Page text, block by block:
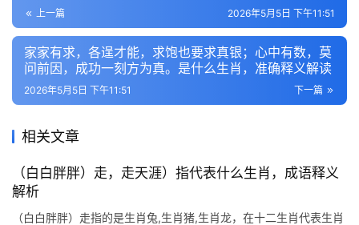
上一篇 2026年5月5日 下午11:51
家家有求，各逞才能，求饱也要求真银；心中有数，莫
问前因，成功一刻方为真。是什么生肖，准确释义解读
下一篇
2026年5月5日 下午11:51
相关文章
（白白胖胖）走，走天涯）指代表什么生肖，成语释义
解析
（白白胖胖）走指的是生肖兔,生肖猪,生肖龙，在十二生肖代表生肖